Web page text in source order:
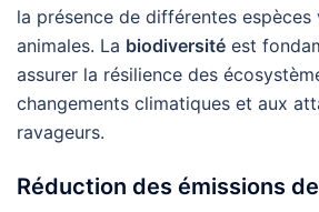
la présence de différentes espèces
animales. La biodiversité est
assurer la résilience des
changements climatiques et aux
ravageurs.
Réduction des émissions de